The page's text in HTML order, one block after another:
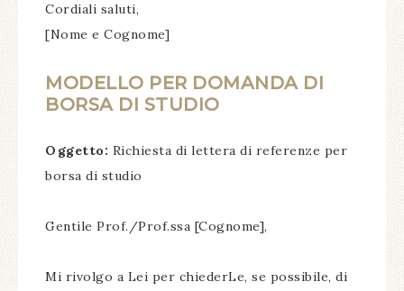
Cordiali saluti,
[Nome e Cognome]
MODELLO PER DOMANDA DI
BORSA DI STUDIO
Oggetto: Richiesta di lettera di referenze per
borsa di studio
Gentile Prof./Prof.ssa [Cognome],
Mi rivolgo a Lei per chiederLe, se possibile, di